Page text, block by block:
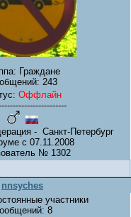
Граждане
243
Оффлайн
- Санкт-Петербург
с 07.11.2008
№ 1302
nnsyches
участники
8